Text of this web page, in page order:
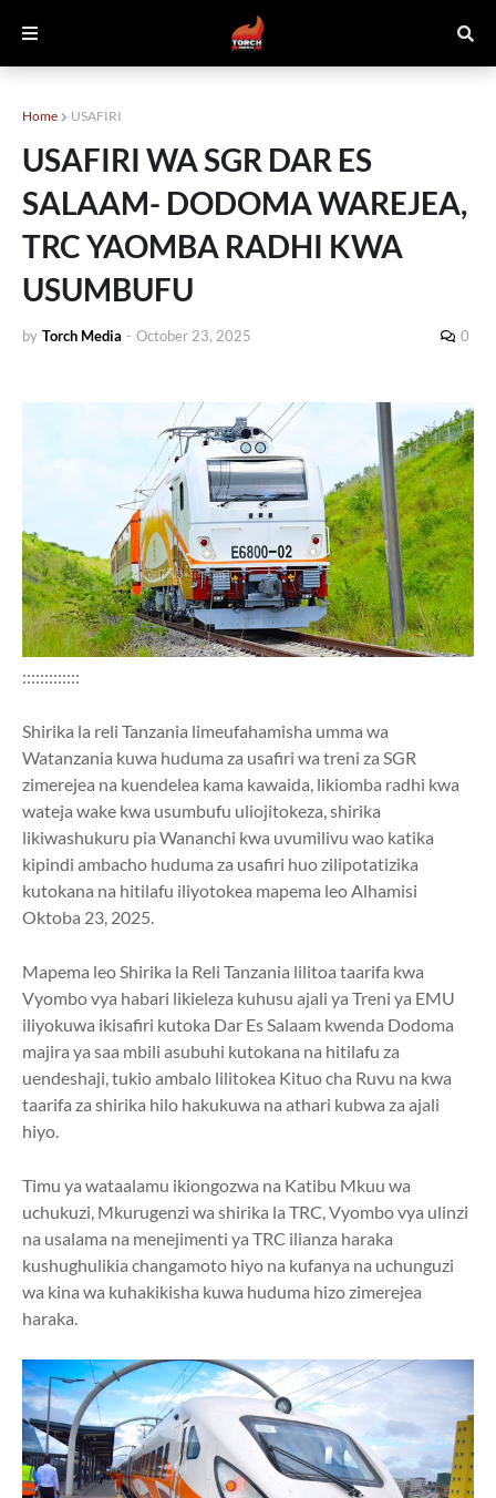
Home USAFIRI
USAFIRI WA SGR DAR ES
SALAAM- DODOMA WAREJEA,
TRC YAOMBA RADHI KWA
USUMBUFU
by Torch Media - October 23, 2025 0
:::::::::::::
Shirika la reli Tanzania limeufahamisha umma wa
Watanzania kuwa huduma za usafiri wa treni za SGR
zimerejea na kuendelea kama kawaida, likiomba radhi kwa
wateja wake kwa usumbufu uliojitokeza, shirika
likiwashukuru pia Wananchi kwa uvumilivu wao katika
kipindi ambacho huduma za usafiri huo zilipotatizika
kutokana na hitilafu iliyotokea mapema leo Alhamisi
Oktoba 23, 2025.
Mapema leo Shirika la Reli Tanzania lilitoa taarifa kwa
Vyombo vya habari likieleza kuhusu ajali ya Treni ya EMU
iliyokuwa ikisafiri kutoka Dar Es Salaam kwenda Dodoma
majira ya saa mbili asubuhi kutokana na hitilafu za
uendeshaji, tukio ambalo lilitokea Kituo cha Ruvu na kwa
taarifa za shirika hilo hakukuwa na athari kubwa za ajali
hiyo.
Timu ya wataalamu ikiongozwa na Katibu Mkuu wa
uchukuzi, Mkurugenzi wa shirika la TRC, Vyombo vya ulinzi
na usalama na menejimenti ya TRC ilianza haraka
kushughulikia changamoto hiyo na kufanya na uchunguzi
wa kina wa kuhakikisha kuwa huduma hizo zimerejea
haraka.